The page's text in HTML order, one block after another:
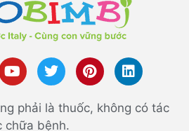
phải là thuốc, không có tác
chữa bệnh.